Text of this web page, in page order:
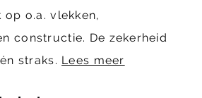
o.a. vlekken,
constructie. De zekerheid
straks. Lees meer